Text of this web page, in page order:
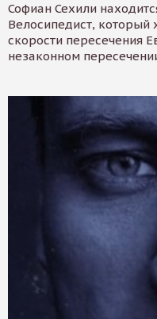
Софиан Сехили
Велосипедист, который
скорости пересечения
незаконном